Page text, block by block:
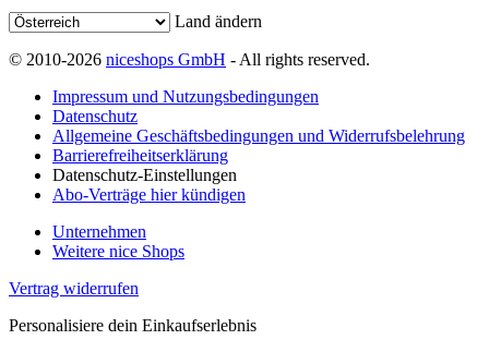
Land ändern
© 2010-2026 niceshops GmbH - All rights reserved.
Impressum und Nutzungsbedingungen
Datenschutz
Allgemeine Geschäftsbedingungen und Widerrufsbelehrung
Barrierefreiheitserklärung
Datenschutz-Einstellungen
Abo-Verträge hier kündigen
Unternehmen
Weitere nice Shops
Vertrag widerrufen
Personalisiere dein Einkaufserlebnis